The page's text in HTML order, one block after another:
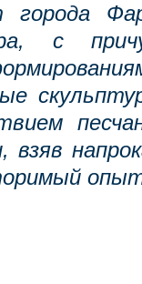
города
с
взяв